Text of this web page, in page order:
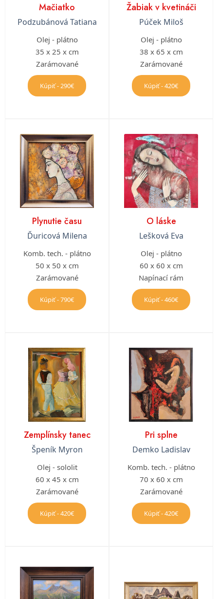
Mačiatko
Podzubánová Tatiana
Olej - plátno
35 x 25 x cm
Zarámované
Kúpiť - 290€
Žabiak v kvetináči
Púček Miloš
Olej - plátno
38 x 65 x cm
Zarámované
Kúpiť - 420€
Plynutie času
Ďuricová Milena
Komb. tech. - plátno
50 x 50 x cm
Zarámované
Kúpiť - 790€
O láske
Lešková Eva
Olej - plátno
60 x 60 x cm
Napínací rám
Kúpiť - 460€
Zemplínsky tanec
Špeník Myron
Olej - sololit
60 x 45 x cm
Zarámované
Kúpiť - 420€
Pri splne
Demko Ladislav
Komb. tech. - plátno
70 x 60 x cm
Zarámované
Kúpiť - 420€